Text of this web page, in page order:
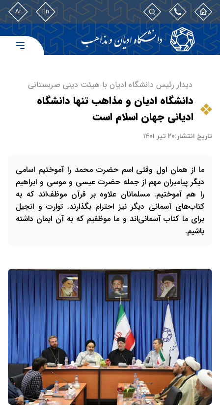
En
Ar
دیدار رئیس دانشگاه ادیان با هیئت دینی صربستانی
دانشگاه ادیان و مذاهب تنها دانشگاه
ادیانی جهان اسلام است
تاریخ انتشار:۲۰ تیر ۱۴۰۱
ما از همان اول وقتی اسم حضرت محمد را آموختیم اسامی
دیگر پیامبران مهم از جمله حضرت عیسی و موسی و ابراهیم
را هم آموختیم. مسلمانان علاوه بر قرآن موظف‌اند که به
کتاب‌های آسمانی دیگر نیز احترام بگذارند. توارت و انجیل
برای ما کتاب آسمانی‌اند و ما موظفیم که به آن ایمان داشته
باشیم.